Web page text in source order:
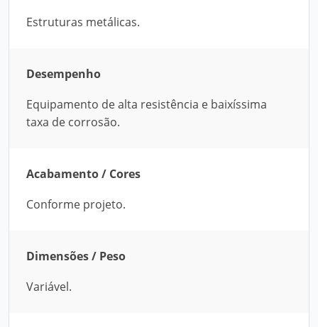
Estruturas metálicas.
Desempenho
Equipamento de alta resistência e baixíssima
taxa de corrosão.
Acabamento / Cores
Conforme projeto.
Dimensões / Peso
Variável.